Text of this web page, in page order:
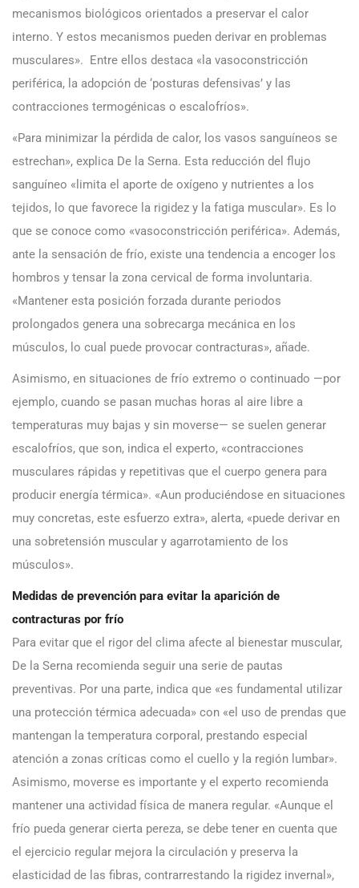
mecanismos biológicos orientados a preservar el calor
interno. Y estos mecanismos pueden derivar en problemas
musculares». Entre ellos destaca «la vasoconstricción
periférica, la adopción de ‘posturas defensivas’ y las
contracciones termogénicas o escalofríos».
«Para minimizar la pérdida de calor, los vasos sanguíneos se
estrechan», explica De la Serna. Esta reducción del flujo
sanguíneo «limita el aporte de oxígeno y nutrientes a los
tejidos, lo que favorece la rigidez y la fatiga muscular». Es lo
que se conoce como «vasoconstricción periférica». Además,
ante la sensación de frío, existe una tendencia a encoger los
hombros y tensar la zona cervical de forma involuntaria.
«Mantener esta posición forzada durante periodos
prolongados genera una sobrecarga mecánica en los
músculos, lo cual puede provocar contracturas», añade.
Asimismo, en situaciones de frío extremo o continuado —por
ejemplo, cuando se pasan muchas horas al aire libre a
temperaturas muy bajas y sin moverse— se suelen generar
escalofríos, que son, indica el experto, «contracciones
musculares rápidas y repetitivas que el cuerpo genera para
producir energía térmica». «Aun produciéndose en situaciones
muy concretas, este esfuerzo extra», alerta, «puede derivar en
una sobretensión muscular y agarrotamiento de los
músculos».
Medidas de prevención para evitar la aparición de
contracturas por frío
Para evitar que el rigor del clima afecte al bienestar muscular,
De la Serna recomienda seguir una serie de pautas
preventivas. Por una parte, indica que «es fundamental utilizar
una protección térmica adecuada» con «el uso de prendas que
mantengan la temperatura corporal, prestando especial
atención a zonas críticas como el cuello y la región lumbar».
Asimismo, moverse es importante y el experto recomienda
mantener una actividad física de manera regular. «Aunque el
frío pueda generar cierta pereza, se debe tener en cuenta que
el ejercicio regular mejora la circulación y preserva la
elasticidad de las fibras, contrarrestando la rigidez invernal»,